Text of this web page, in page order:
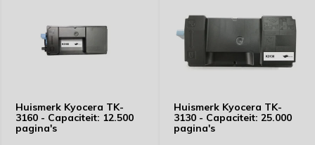
Huismerk Kyocera TK-
3160 - Capaciteit: 12.500
pagina's
Huismerk Kyocera TK-
3130 - Capaciteit: 25.000
pagina's